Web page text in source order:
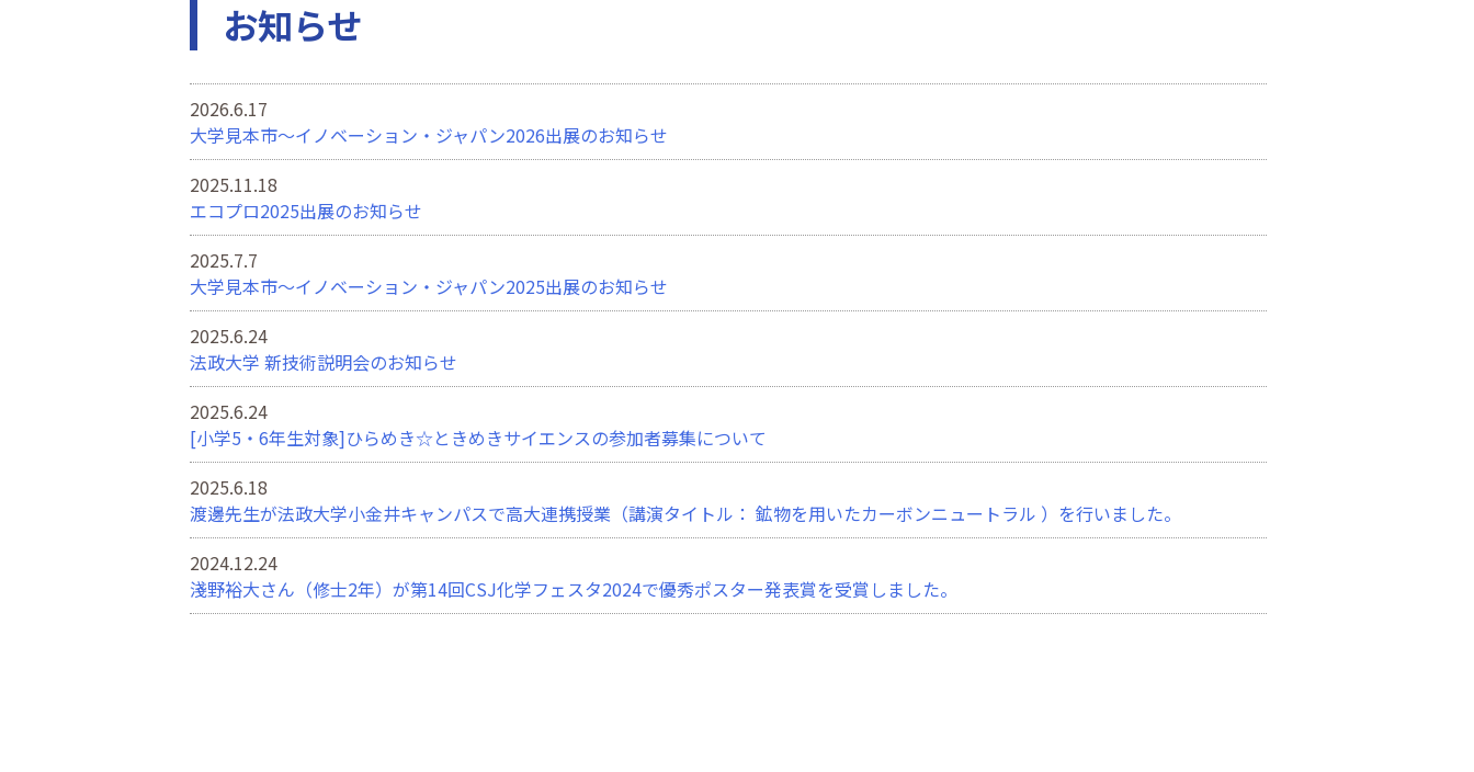
お知らせ
2026.6.17
大学見本市～イノベーション・ジャパン2026出展のお知らせ
2025.11.18
エコプロ2025出展のお知らせ
2025.7.7
大学見本市～イノベーション・ジャパン2025出展のお知らせ
2025.6.24
法政大学 新技術説明会のお知らせ
2025.6.24
[小学5・6年生対象]ひらめき☆ときめきサイエンスの参加者募集について
2025.6.18
渡邊先生が法政大学小金井キャンパスで高大連携授業（講演タイトル： 鉱物を用いたカーボンニュートラル ）を行いました。
2024.12.24
淺野裕大さん（修士2年）が第14回CSJ化学フェスタ2024で優秀ポスター発表賞を受賞しました。